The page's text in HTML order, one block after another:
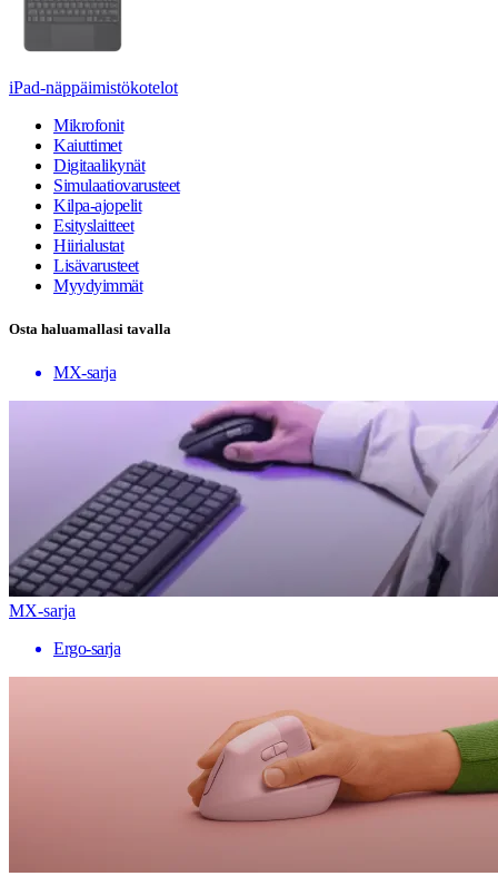
iPad-näppäimistökotelot
Mikrofonit
Kaiuttimet
Digitaalikynät
Simulaatiovarusteet
Kilpa-ajopelit
Esityslaitteet
Hiirialustat
Lisävarusteet
Myydyimmät
Osta haluamallasi tavalla
MX-sarja
MX-sarja
Ergo-sarja